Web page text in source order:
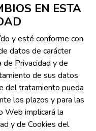
EN ESTA
y esté conforme con
datos de carácter
Privacidad y de
de sus datos
del tratamiento pueda
los plazos y para las
Web implicará la
y de Cookies del